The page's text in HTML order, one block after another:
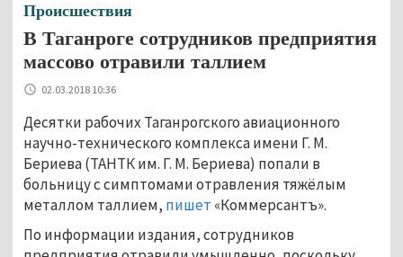
Происшествия
В Таганроге сотрудников предприятия
массово отравили таллием
02.03.2018 10:36
Десятки рабочих Таганрогского авиационного
научно-технического комплекса имени Г. М.
Бериева (ТАНТК им. Г. М. Бериева) попали в
больницу с симптомами отравления тяжёлым
металлом таллием, пишет «Коммерсантъ».
По информации издания, сотрудников